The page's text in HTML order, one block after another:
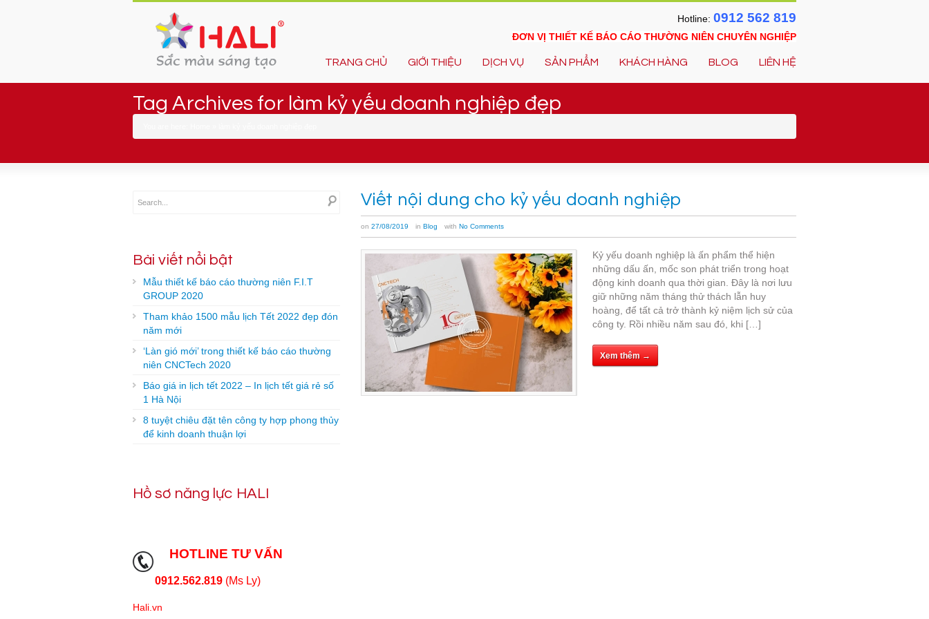
Hotline: 0912 562 819
ĐƠN VỊ THIẾT KẾ BÁO CÁO THƯỜNG NIÊN CHUYÊN NGHIỆP
TRANG CHỦ GIỚI THIỆU DỊCH VỤ SẢN PHẨM KHÁCH HÀNG BLOG LIÊN HỆ
Tag Archives for làm kỷ yếu doanh nghiệp đẹp
Viết nội dung cho kỷ yếu doanh nghiệp
on 27/08/2019 in Blog with No Comments
Kỷ yếu doanh nghiệp là ấn phẩm thể hiện
những dấu ấn, mốc son phát triển trong hoạt
động kinh doanh qua thời gian. Đây là nơi lưu
giữ những năm tháng thử thách lẫn huy
hoàng, để tất cả trở thành kỷ niệm lịch sử của
công ty. Rồi nhiều năm sau đó, khi […]
Xem thêm →
Bài viết nổi bật
Mẫu thiết kế báo cáo thường niên F.I.T
GROUP 2020
Tham khảo 1500 mẫu lịch Tết 2022 đẹp đón
năm mới
‘Làn gió mới’ trong thiết kế báo cáo thường
niên CNCTech 2020
Báo giá in lịch tết 2022 – In lịch tết giá rẻ số
1 Hà Nội
8 tuyệt chiêu đặt tên công ty hợp phong thủy
để kinh doanh thuận lợi
Hồ sơ năng lực HALI
HOTLINE TƯ VẤN
0912.562.819 (Ms Ly)
Hali.vn